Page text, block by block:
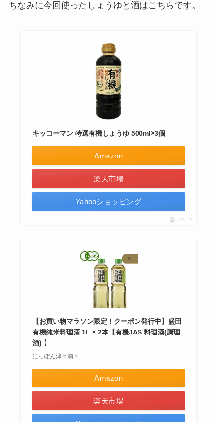
ちなみに今回使ったしょうゆと酒はこちらです。
キッコーマン 特選有機しょうゆ 500ml×3個
Amazon
楽天市場
Yahooショッピング
ポチップ
【お買い物マラソン限定！クーポン発行中】盛田
有機純米料理酒 1L × 2本【有機JAS 料理酒(調理
酒) 】
にっぽん津々浦々
Amazon
楽天市場